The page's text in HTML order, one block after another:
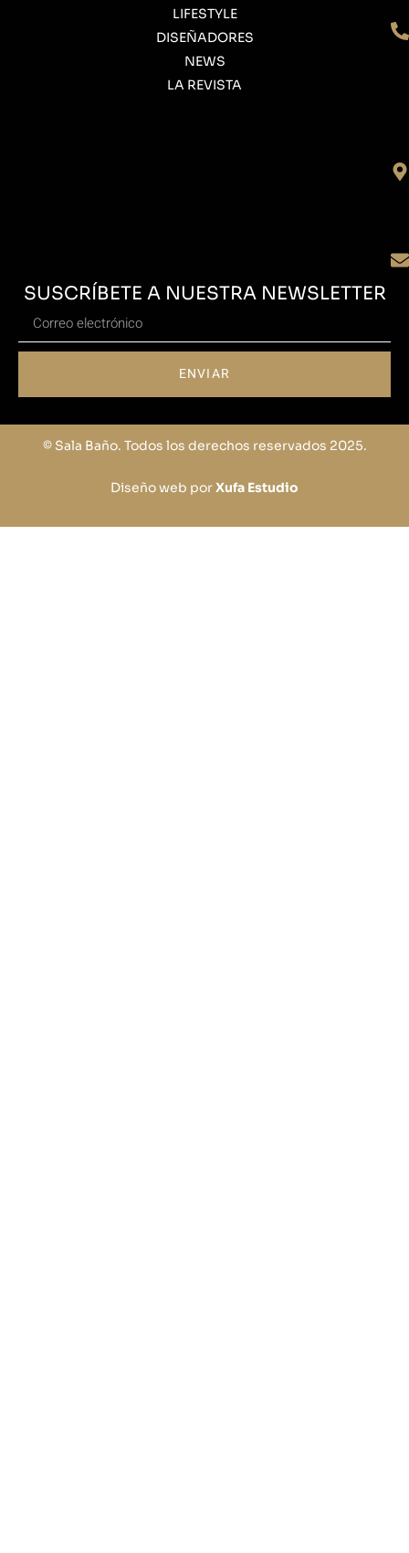
LIFESTYLE
DISEÑADORES
NEWS
LA REVISTA
SUSCRÍBETE A NUESTRA NEWSLETTER
ENVIAR
© Sala Baño. Todos los derechos reservados 2025.
Diseño web porXufa Estudio